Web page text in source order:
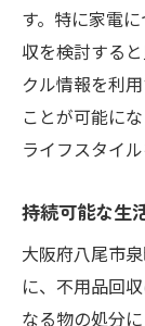
す。特に家電
収を検討する
クル情報を利
ことが可能に
ライフスタイ
持続可能な生
大阪府八尾市
に、不用品回
なる物の処分